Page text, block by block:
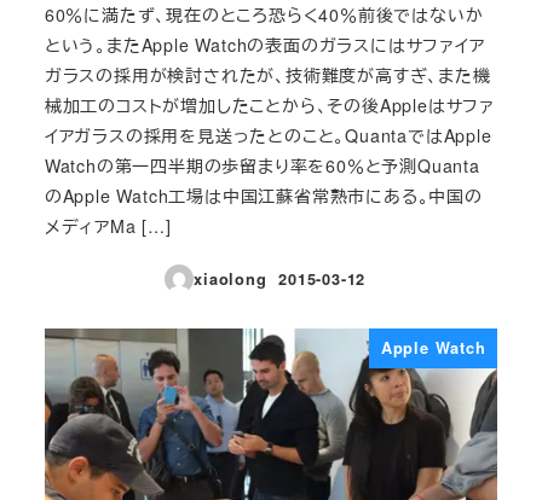
60％に満たず、現在のところ恐らく40％前後ではないか
という。またApple Watchの表面のガラスにはサファイア
ガラスの採用が検討されたが、技術難度が高すぎ、また機
械加工のコストが増加したことから、その後Appleはサファ
イアガラスの採用を見送ったとのこと。QuantaではApple
Watchの第一四半期の歩留まり率を60％と予測Quanta
のApple Watch工場は中国江蘇省常熟市にある。中国の
メディアMa […]
xiaolong
投稿日
2015-03-12
Apple Watch